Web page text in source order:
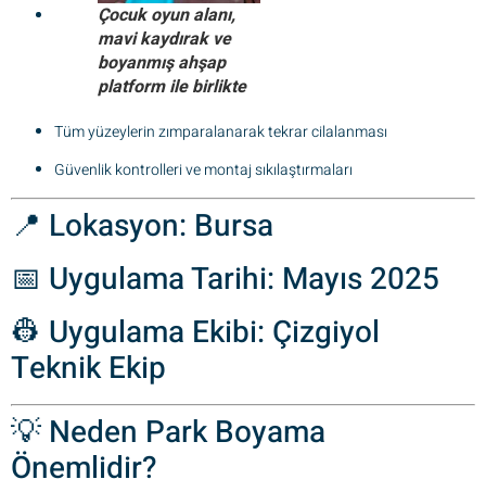
Çocuk oyun alanı,
mavi kaydırak ve
boyanmış ahşap
platform ile birlikte
Tüm yüzeylerin zımparalanarak tekrar cilalanması
Güvenlik kontrolleri ve montaj sıkılaştırmaları
📍 Lokasyon: Bursa
📅 Uygulama Tarihi: Mayıs 2025
👷 Uygulama Ekibi: Çizgiyol
Teknik Ekip
💡 Neden Park Boyama
Önemlidir?